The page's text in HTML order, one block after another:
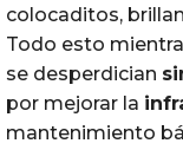
colocaditos,
Todo esto
se desperdician
por mejorar la
mantenimiento